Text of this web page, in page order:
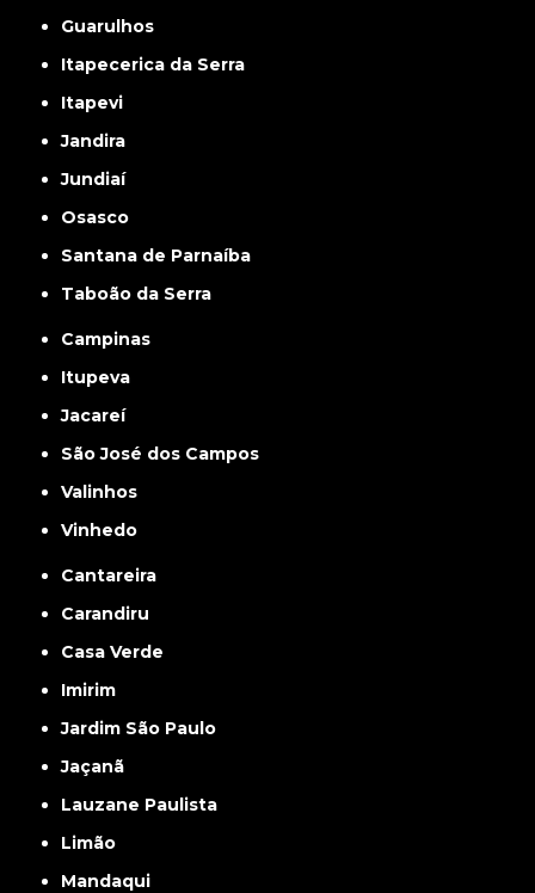
Guarulhos
Itapecerica da Serra
Itapevi
Jandira
Jundiaí
Osasco
Santana de Parnaíba
Taboão da Serra
Campinas
Itupeva
Jacareí
São José dos Campos
Valinhos
Vinhedo
Cantareira
Carandiru
Casa Verde
Imirim
Jardim São Paulo
Jaçanã
Lauzane Paulista
Limão
Mandaqui